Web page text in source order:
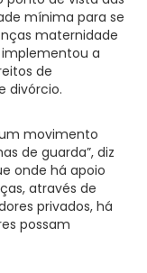
mínima para se
maternidade
a
de
divórcio.
movimento
de guarda”, diz
onde há apoio
através de
privados, há
possam